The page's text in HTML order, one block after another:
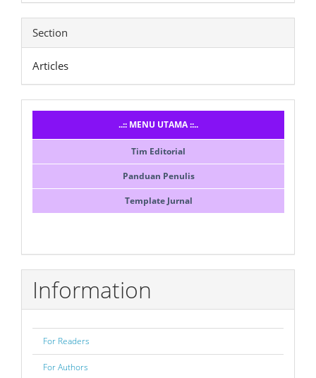
Section
Articles
Menusidebar
..:: MENU UTAMA ::..
Tim Editorial
Panduan Penulis
Template Jurnal
Information
For Readers
For Authors